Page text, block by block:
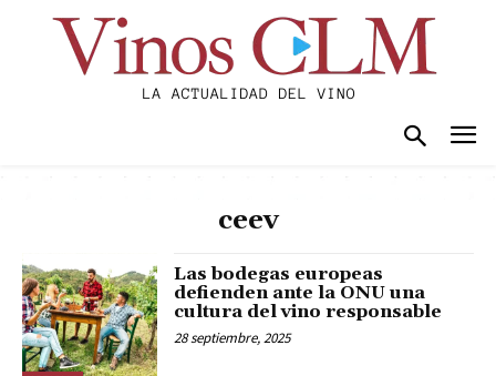
ceev
Las bodegas europeas
defienden ante la ONU una
cultura del vino responsable
28 septiembre, 2025